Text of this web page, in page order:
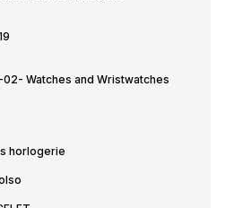
Watches and Wristwatches
horlogerie